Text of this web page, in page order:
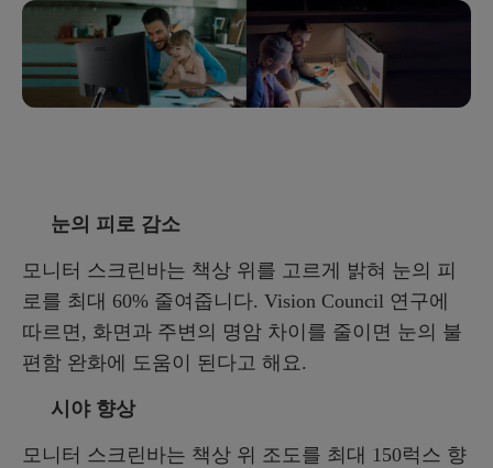
눈의 피로 감소
모니터 스크린바는 책상 위를 고르게 밝혀 눈의 피
로를 최대 60% 줄여줍니다. Vision Council 연구에
따르면, 화면과 주변의 명암 차이를 줄이면 눈의 불
편함 완화에 도움이 된다고 해요.
시야 향상
모니터 스크린바는 책상 위 조도를 최대 150럭스 향